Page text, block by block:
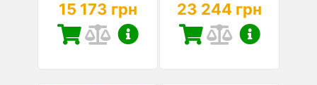
15 173 грн 23 244 грн